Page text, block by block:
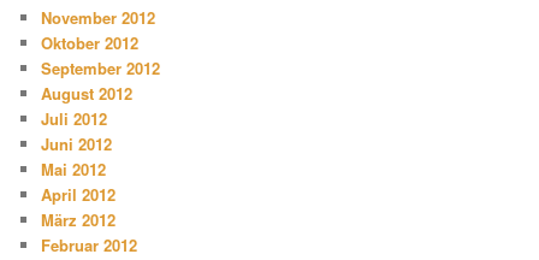
November 2012
Oktober 2012
September 2012
August 2012
Juli 2012
Juni 2012
Mai 2012
April 2012
März 2012
Februar 2012